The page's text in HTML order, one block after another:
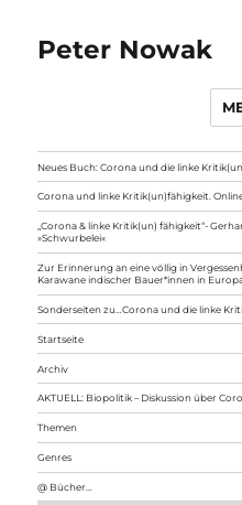
Peter Nowak
Neues Buch: Corona und die linke
Corona und linke Kritik(un)fähigkeit.
„Corona & linke Kritik(un) fähigkeit“-
»Schwurbelei«
Zur Erinnerung an eine völlig in
Karawane indischer Bauer*innen in
Sonderseiten zu…Corona und die linke
Startseite
Archiv
AKTUELL: Biopolitik – Diskussion über
Themen
Genres
@ Bücher…